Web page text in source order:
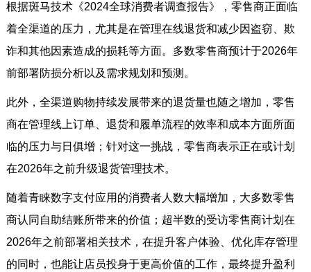
根据斑马技术《2024全球消费者调查报告》，零售商正面临
着全渠道的压力，尤其是在管理在线退货和减少因盗窃、欺
诈和其他因素造成的损耗等方面。多数零售商预计于2026年
前部署防损分析以及需求规划和预测。
此外，全渠道购物持续发展带来的退货量也随之增加，零售
商在管理线上订单、退货和履单流程的效率和成本方面所面
临的压力与日俱增；针对这一挑战，零售商表示正在或计划
在2026年之前升级退货管理技术。
随着青睐数字支付应用的消费者人数大幅增加，大多数零售
商认同自助结账所带来的价值；超半数的受访零售商计划在
2026年之前部署相关技术，在提升客户体验、优化库存管理
的同时，也能让店员投身于更高价值的工作，最终提升盈利